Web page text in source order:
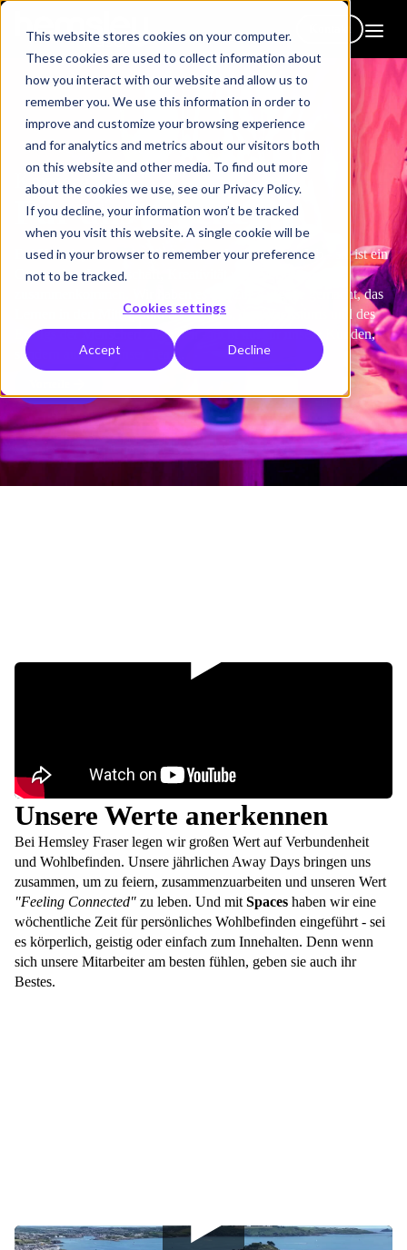
This website stores cookies on your computer.
These cookies are used to collect information about
how you interact with our website and allow us to
remember you. We use this information in order to
improve and customize your browsing experience
and for analytics and metrics about our visitors both
on this website and other media. To find out more
about the cookies we use, see our Privacy Policy.
If you decline, your information won’t be tracked
when you visit this website. A single cookie will be
used in your browser to remember your preference
not to be tracked.
Cookies settings
Accept Decline
Karriere
Für uns arbeiten
Bei Hemsley Fraser ist die Arbeit mehr als nur ein Job - sie ist ein
Ort, an dem Leidenschaft, Kreativität und Zielsetzung
zusammenkommen. Wir haben es uns zur Aufgabe gemacht, das
Lernen in den Mittelpunkt des Glücks, des Wachstums und des
Erfolgs der Menschen zu stellen - nicht nur für unsere Kunden,
sondern auch für unser Team.
Unsere Werte anerkennen
Bei Hemsley Fraser legen wir großen Wert auf Verbundenheit
und Wohlbefinden. Unsere jährlichen Away Days bringen uns
zusammen, um zu feiern, zusammenzuarbeiten und unseren Wert
"Feeling Connected" zu leben. Und mit Spaces haben wir eine
wöchentliche Zeit für persönliches Wohlbefinden eingeführt - sei
es körperlich, geistig oder einfach zum Innehalten. Denn wenn
sich unsere Mitarbeiter am besten fühlen, geben sie auch ihr
Bestes.